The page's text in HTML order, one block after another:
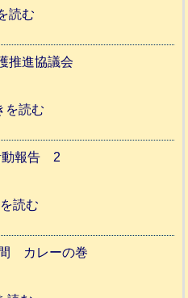
本
支
報
告
読む
災
ッ
一
り
支
推進協議会
を読む
和
動報告 2
読む
和
カレーの巻